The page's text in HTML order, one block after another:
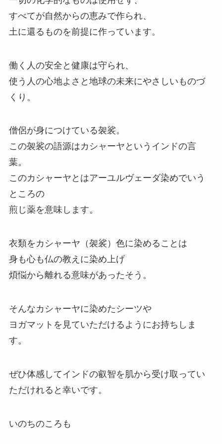
すべてが自然からの恵みで作られ、
土に還るものを前提に作っています。
働く人の安全と健康は守られ、
使う人の心地よさと地球の未来にやさしいものづ
くり。
僧侶が身につけている袈裟。
この袈裟の語源はカシャーヤというインドの言
葉。
このカシャーヤとはアーユルヴェーダ染めでいう
ところの
煎じ薬を意味します。
衣類をカシャーヤ（袈裟）色に染めることは
身も心も仏の教えに染め上げ
煩悩から離れる意味があったそう。
そんなカシャーヤに染めたシーツや
ヨガマットを見ていただけるようにお持ちしま
す。
ぜひ体感してインドの叡智を肌から受け取ってい
ただけれると幸いです。
いのちのころも